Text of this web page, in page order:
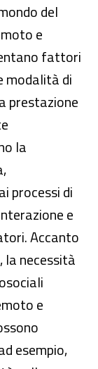
del
e
fattori
modalità di
prestazione
la
processi di
e
Accanto
necessità
e
esempio,